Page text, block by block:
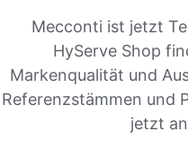
Mecconti ist jetzt
HyServe Shop
Markenqualität und
Referenzstämmen und
jetzt